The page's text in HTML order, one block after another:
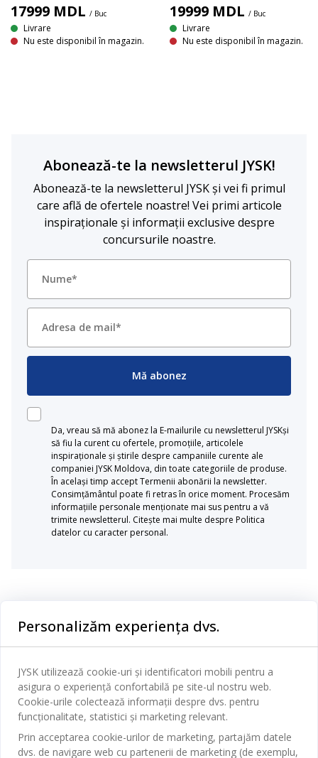
17999 MDL / Buc
Livrare
Nu este disponibil în magazin.
19999 MDL / Buc
Livrare
Nu este disponibil în magazin.
Abonează-te la newsletterul JYSK!
Abonează-te la newsletterul JYSK și vei fi primul
care află de ofertele noastre! Vei primi articole
inspiraționale și informații exclusive despre
concursurile noastre.
Mă abonez
Da, vreau să mă abonez la E-mailurile cu newsletterul JYSKși
să fiu la curent cu ofertele, promoțiile, articolele
inspiraționale și știrile despre campaniile curente ale
companiei JYSK Moldova, din toate categoriile de produse.
În același timp accept Termenii abonării la newsletter.
Consimțământul poate fi retras în orice moment. Procesăm
informațiile personale menționate mai sus pentru a vă
trimite newsletterul. Citește mai multe despre Politica
datelor cu caracter personal.
Birou
Sufragerie
Bucătărie
Contact Relații Clienți
Magazine și program
Broșură
JYSK
Despre JYSK
SEDIU CENTRAL
Personalizăm experiența dvs.
JYSK utilizează cookie-uri și identificatori mobili pentru a
asigura o experiență confortabilă pe site-ul nostru web.
Cookie-urile colectează informații despre dvs. pentru
funcționalitate, statistici și marketing relevant.
Prin acceptarea cookie-urilor de marketing, partajăm datele
dvs. de navigare web cu partenerii de marketing (de exemplu,